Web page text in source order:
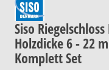
Siso Riegelschloss
Holzdicke 6 - 22
Komplett Set